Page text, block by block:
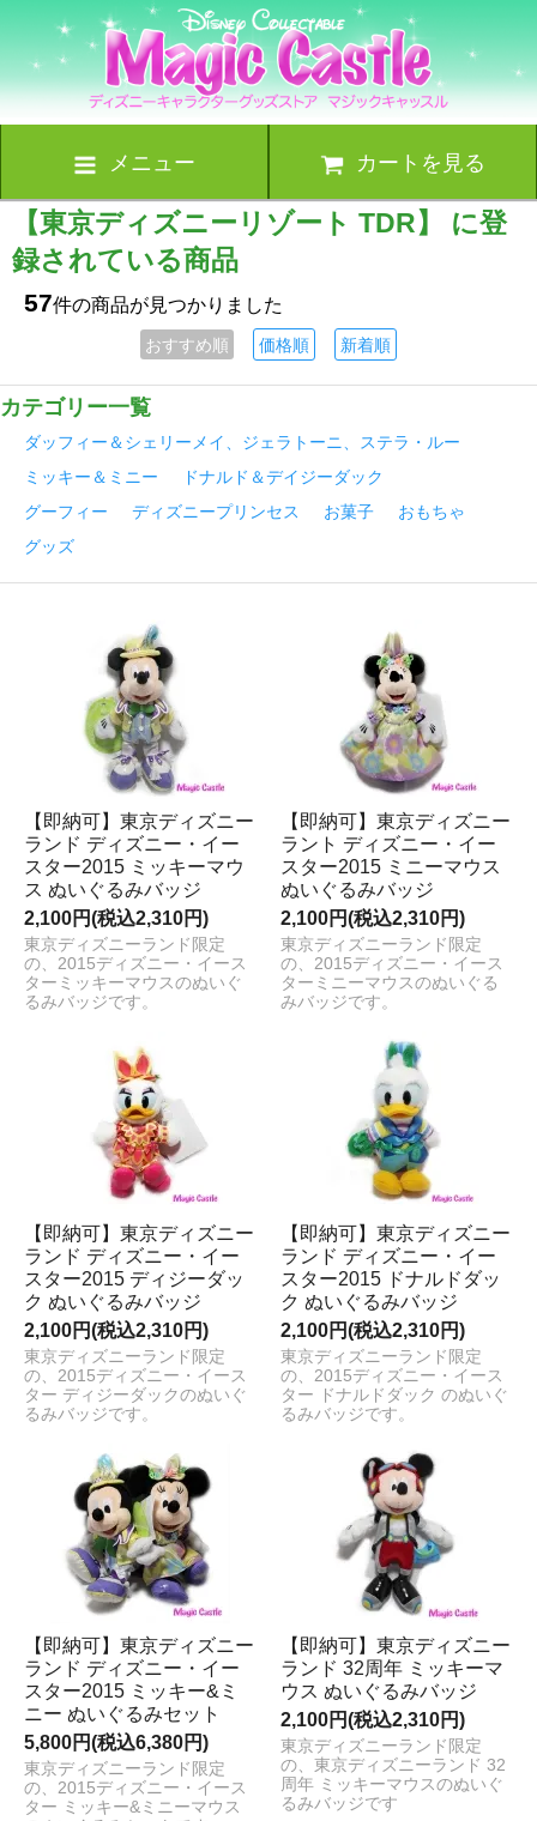
メニュー カートを見る
【東京ディズニーリゾート TDR】 に登
録されている商品
57件の商品が見つかりました
おすすめ順 価格順 新着順
カテゴリー一覧
ダッフィー＆シェリーメイ、ジェラトーニ、ステラ・ルー
ミッキー＆ミニー
ドナルド＆デイジーダック
グーフィー
ディズニープリンセス お菓子
おもちゃ
グッズ
【即納可】東京ディズニー
ランド ディズニー・イー
スター2015 ミッキーマウ
ス ぬいぐるみバッジ
2,100円(税込2,310円)
東京ディズニーランド限定
の、2015ディズニー・イース
ターミッキーマウスのぬいぐ
るみバッジです。
【即納可】東京ディズニー
ラント ディズニー・イー
スター2015 ミニーマウス
ぬいぐるみバッジ
2,100円(税込2,310円)
東京ディズニーランド限定
の、2015ディズニー・イース
ターミニーマウスのぬいぐる
みバッジです。
【即納可】東京ディズニー
ランド ディズニー・イー
スター2015 ディジーダッ
ク ぬいぐるみバッジ
2,100円(税込2,310円)
東京ディズニーランド限定
の、2015ディズニー・イース
ター ディジーダックのぬいぐ
るみバッジです。
【即納可】東京ディズニー
ランド ディズニー・イー
スター2015 ドナルドダッ
ク ぬいぐるみバッジ
2,100円(税込2,310円)
東京ディズニーランド限定
の、2015ディズニー・イース
ター ドナルドダック のぬいぐ
るみバッジです。
【即納可】東京ディズニー
ランド ディズニー・イー
スター2015 ミッキー&ミ
ニー ぬいぐるみセット
5,800円(税込6,380円)
東京ディズニーランド限定
の、2015ディズニー・イース
ター ミッキー&ミニーマウス
【即納可】東京ディズニー
ランド 32周年 ミッキーマ
ウス ぬいぐるみバッジ
2,100円(税込2,310円)
東京ディズニーランド限定
の、東京ディズニーランド 32
周年 ミッキーマウスのぬいぐ
るみバッジです